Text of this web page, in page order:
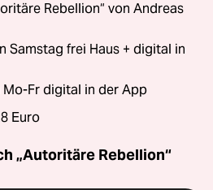
Rebellion“ von Andreas
Samstag frei Haus + digital in
Mo-Fr digital in der App
Euro
„Autoritäre Rebellion“